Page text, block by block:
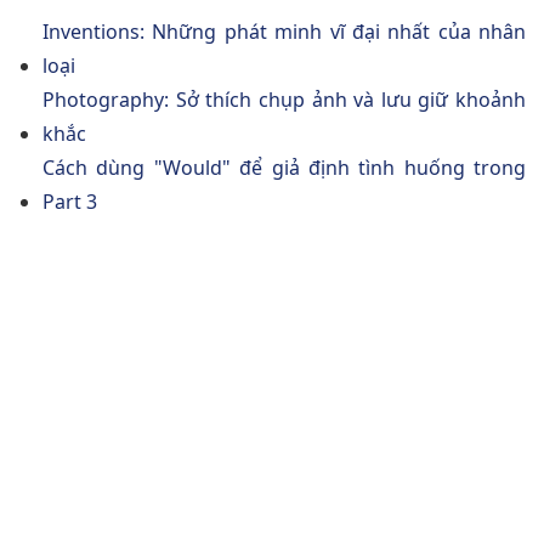
Inventions: Những phát minh vĩ đại nhất của nhân
loại
Photography: Sở thích chụp ảnh và lưu giữ khoảnh
khắc
Cách dùng "Would" để giả định tình huống trong
Part 3